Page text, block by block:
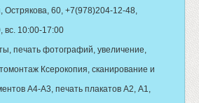
Острякова, 60, +7(978)204-12-48,
вс. 10:00-17:00
печать фотографий, увеличение,
Ксерокопия, сканирование и
А4-А3, печать плакатов А2, А1,